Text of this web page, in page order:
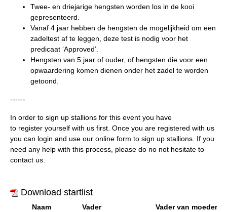
Twee- en driejarige hengsten worden los in de kooi
gepresenteerd.
Vanaf 4 jaar hebben de hengsten de mogelijkheid om een
zadeltest af te leggen, deze test is nodig voor het
predicaat ‘Approved’.
Hengsten van 5 jaar of ouder, of hengsten die voor een
opwaardering komen dienen onder het zadel te worden
getoond.
------
In order to sign up stallions for this event you have
to registeryourself with us first. Once you are registered with us
you can login and use our online form to sign upstallions. If you
need any help with this process, please do no not hesitate to
contact us.
Download startlist
Naam Vader Vader van moeder